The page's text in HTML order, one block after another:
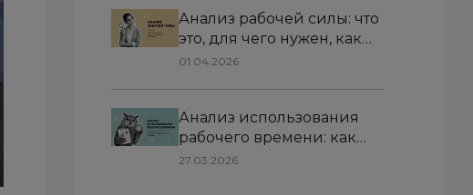
зарплату
Анализ рабочей силы: что
это, для чего нужен, как
использовать в бизнесе
01.04.2026
Анализ использования
рабочего времени: как
выявить потери и
27.03.2026